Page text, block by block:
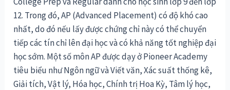
12. Trong đó, AP (Advanced Placement) có độ khó cao
nhất, do đó nếu lấy được chứng chỉ này có thể chuyển
tiếp các tín chỉ lên đại học và có khả năng tốt nghiệp đại
học sớm. Một số môn AP được dạy ở Pioneer Academy
tiêu biểu như Ngôn ngữ và Viết văn, Xác suất thống kê,
Giải tích, Vật lý, Hóa học, Chính trị Hoa Kỳ, Tâm lý học,